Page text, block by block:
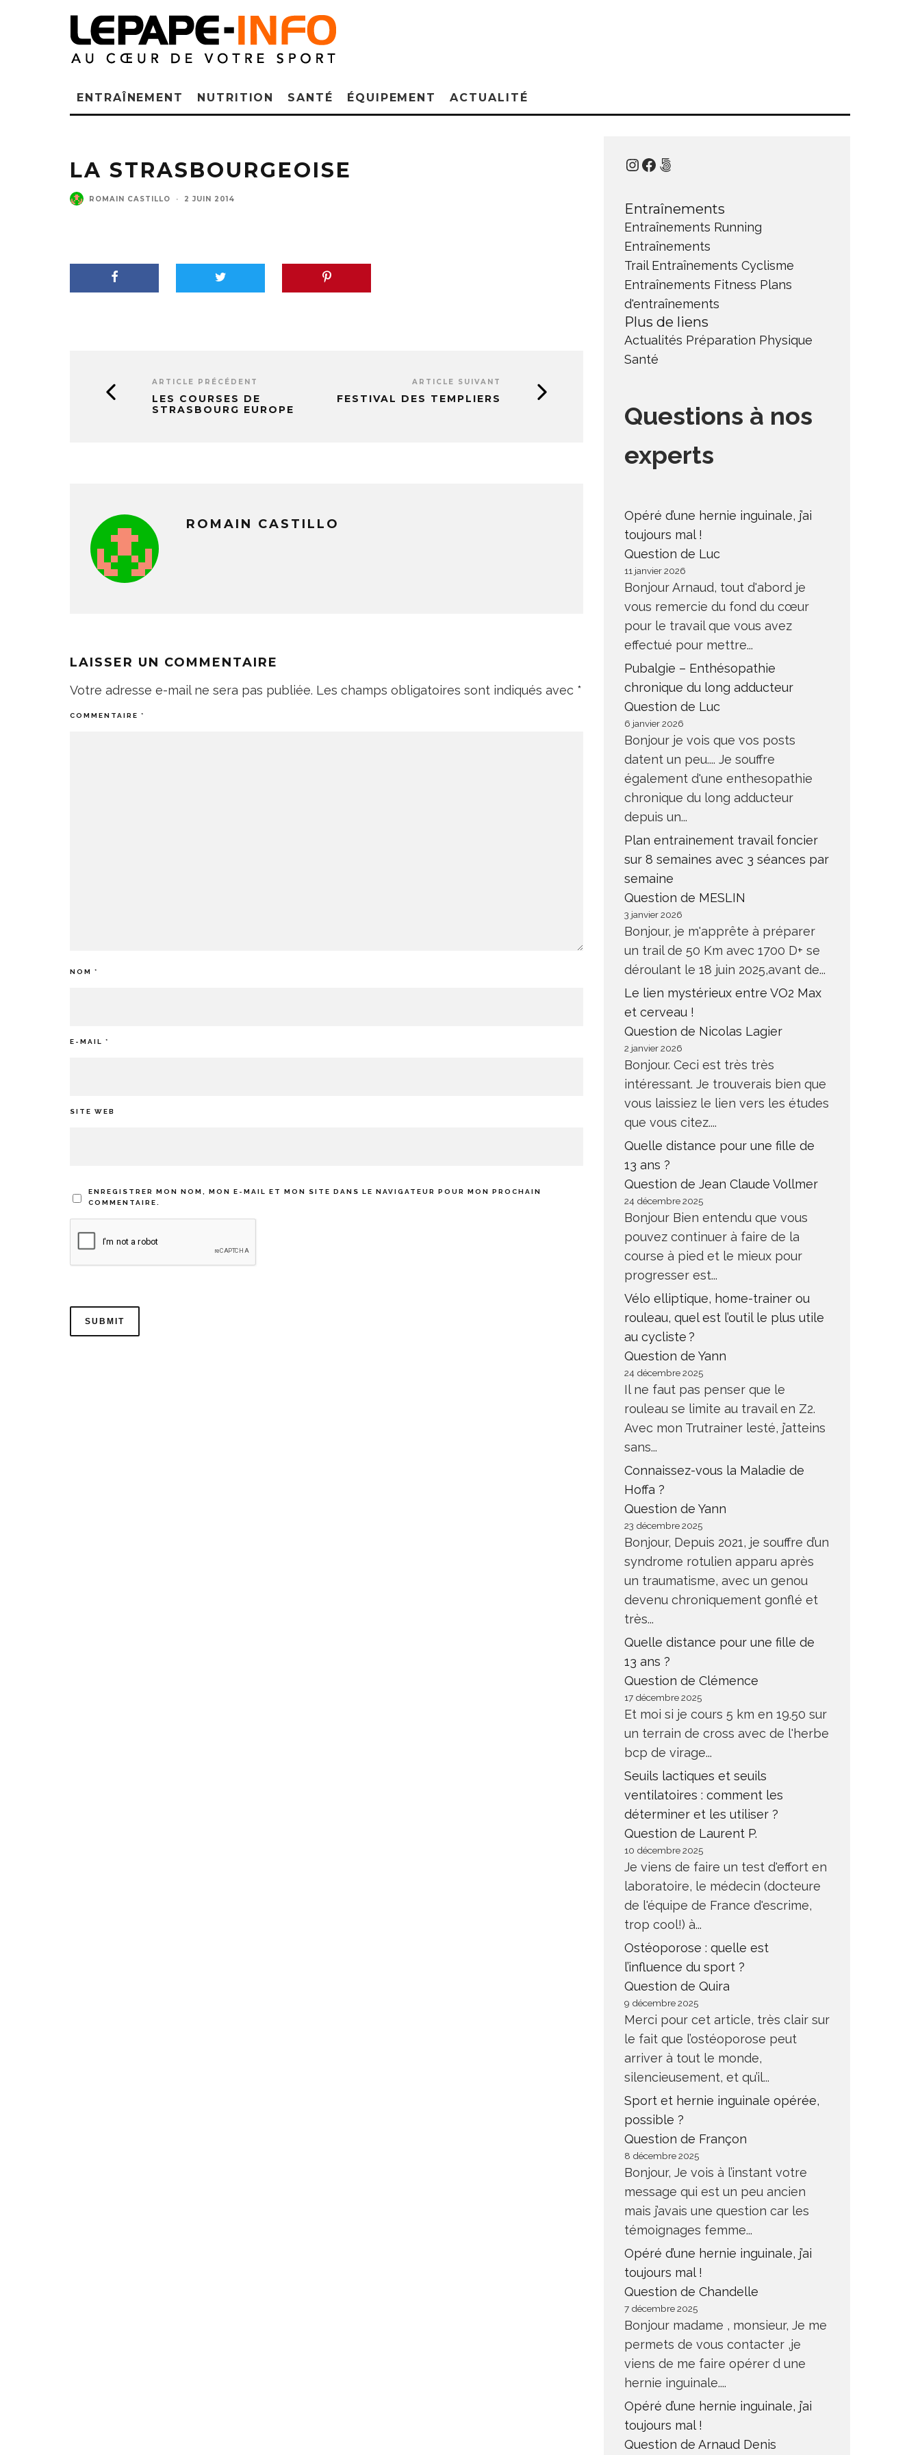
ENTRAÎNEMENT NUTRITION SANTÉ ÉQUIPEMENT ACTUALITÉ
LA STRASBOURGEOISE
ROMAIN CASTILLO · 2 JUIN 2014
ARTICLE PRÉCÉDENT
LES COURSES DE
STRASBOURG EUROPE
ARTICLE SUIVANT
FESTIVAL DES TEMPLIERS
ROMAIN CASTILLO
LAISSER UN COMMENTAIRE
Votre adresse e-mail ne sera pas publiée. Les champs obligatoires sont indiqués avec *
COMMENTAIRE *
NOM *
E-MAIL *
SITE WEB
ENREGISTRER MON NOM, MON E-MAIL ET MON SITE DANS LE NAVIGATEUR POUR MON PROCHAIN
COMMENTAIRE.
Instagram
Facebook
500px
Entraînements
Entraînements Running
Entraînements
Trail Entraînements Cyclisme
Entraînements Fitness Plans
d'entraînements
Plus de liens
Actualités Préparation Physique
Santé
Questions à nos
experts
Opéré d’une hernie inguinale, j’ai
toujours mal !
Question de Luc
11 janvier 2026
Bonjour Arnaud, tout d'abord je
vous remercie du fond du cœur
pour le travail que vous avez
effectué pour mettre...
Pubalgie – Enthésopathie
chronique du long adducteur
Question de Luc
6 janvier 2026
Bonjour je vois que vos posts
datent un peu.... Je souffre
également d'une enthesopathie
chronique du long adducteur
depuis un...
Plan entrainement travail foncier
sur 8 semaines avec 3 séances par
semaine
Question de MESLIN
3 janvier 2026
Bonjour, je m'apprête à préparer
un trail de 50 Km avec 1700 D+ se
déroulant le 18 juin 2025,avant de...
Le lien mystérieux entre VO2 Max
et cerveau !
Question de Nicolas Lagier
2 janvier 2026
Bonjour. Ceci est très très
intéressant. Je trouverais bien que
vous laissiez le lien vers les études
que vous citez....
Quelle distance pour une fille de
13 ans ?
Question de Jean Claude Vollmer
24 décembre 2025
Bonjour Bien entendu que vous
pouvez continuer à faire de la
course à pied et le mieux pour
progresser est...
Vélo elliptique, home-trainer ou
rouleau, quel est l’outil le plus utile
au cycliste ?
Question de Yann
24 décembre 2025
Il ne faut pas penser que le
rouleau se limite au travail en Z2.
Avec mon Trutrainer lesté, j’atteins
sans...
Connaissez-vous la Maladie de
Hoffa ?
Question de Yann
23 décembre 2025
Bonjour, Depuis 2021, je souffre d’un
syndrome rotulien apparu après
un traumatisme, avec un genou
devenu chroniquement gonflé et
très...
Quelle distance pour une fille de
13 ans ?
Question de Clémence
17 décembre 2025
Et moi si je cours 5 km en 19.50 sur
un terrain de cross avec de l'herbe
bcp de virage...
Seuils lactiques et seuils
ventilatoires : comment les
déterminer et les utiliser ?
Question de Laurent P.
10 décembre 2025
Je viens de faire un test d'effort en
laboratoire, le médecin (docteure
de l'équipe de France d'escrime,
trop cool!) à...
Ostéoporose : quelle est
l’influence du sport ?
Question de Quira
9 décembre 2025
Merci pour cet article, très clair sur
le fait que l’ostéoporose peut
arriver à tout le monde,
silencieusement, et qu’il...
Sport et hernie inguinale opérée,
possible ?
Question de Françon
8 décembre 2025
Bonjour, Je vois à l’instant votre
message qui est un peu ancien
mais j’avais une question car les
témoignages femme...
Opéré d’une hernie inguinale, j’ai
toujours mal !
Question de Chandelle
7 décembre 2025
Bonjour madame , monsieur, Je me
permets de vous contacter ,je
viens de me faire opérer d une
hernie inguinale....
Opéré d’une hernie inguinale, j’ai
toujours mal !
Question de Arnaud Denis